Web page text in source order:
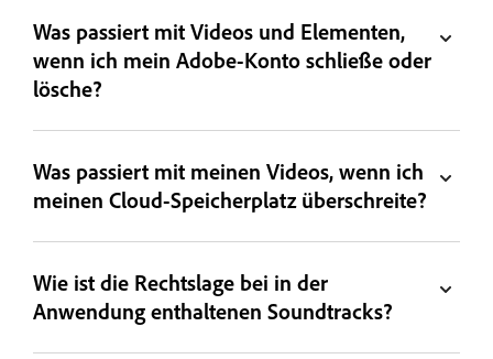
Was passiert mit Videos und Elementen,
wenn ich mein Adobe-Konto schließe oder
lösche?
Was passiert mit meinen Videos, wenn ich
meinen Cloud-Speicherplatz überschreite?
Wie ist die Rechtslage bei in der
Anwendung enthaltenen Soundtracks?